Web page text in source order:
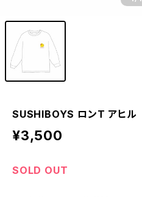
SUSHIBOYS ロンT アヒル
¥3,500
SOLD OUT